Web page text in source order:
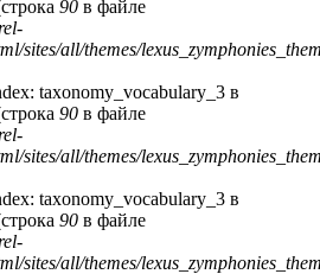
90 в файле
sites/all/themes/
taxonomy_vocabulary_3 в
90 в файле
sites/all/themes/
taxonomy_vocabulary_3 в
90 в файле
sites/all/themes/